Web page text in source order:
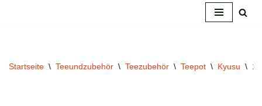
Startseite \ Teeundzubehör \ Teezubehör \ Teepot \ Kyusu \